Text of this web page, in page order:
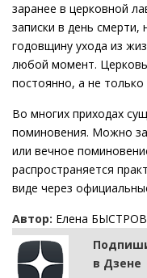
заранее в церковной
записки в день
годовщину ухода из
любой момент.
постоянно, а не
Во многих приходах
поминовения. Можно
или вечное
распространяется
виде через
Автор: Елена
в Дзене